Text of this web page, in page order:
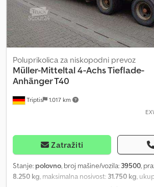
Triptis 1.017 km
Poluprikolica za niskopodni prevoz
Müller-Mitteltal4-Achs Tieflade-
Anhänger T40
Zatražiti
Stanje: polovno, broj mašine/vozila: 39500,
8.250 kg, maksimalna nosivost: 31.750 kg,